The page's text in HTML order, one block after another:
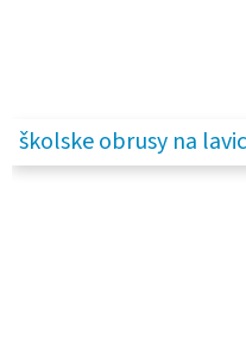
školske obrusy na